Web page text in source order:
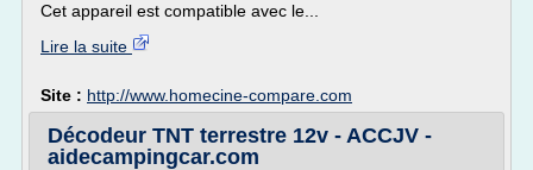
Cet appareil est compatible avec le...
Lire la suite
Site : http://www.homecine-compare.com
Décodeur TNT terrestre 12v - ACCJV -
aidecampingcar.com